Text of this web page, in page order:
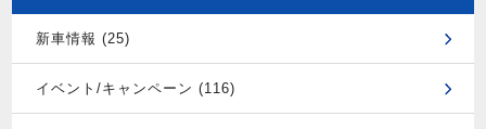
新車情報 (25)
イベント/キャンペーン (116)